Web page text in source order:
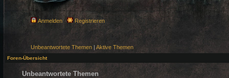
Anmelden Registrieren
Unbeantwortete Themen | Aktive Themen
Foren-Übersicht
Unbeantwortete Themen